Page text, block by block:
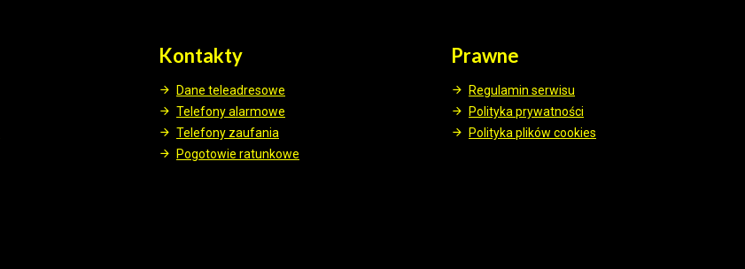
Kontakty
Dane teleadresowe
Telefony alarmowe
Telefony zaufania
Pogotowie ratunkowe
Prawne
Regulamin serwisu
Polityka prywatności
Polityka plików cookies